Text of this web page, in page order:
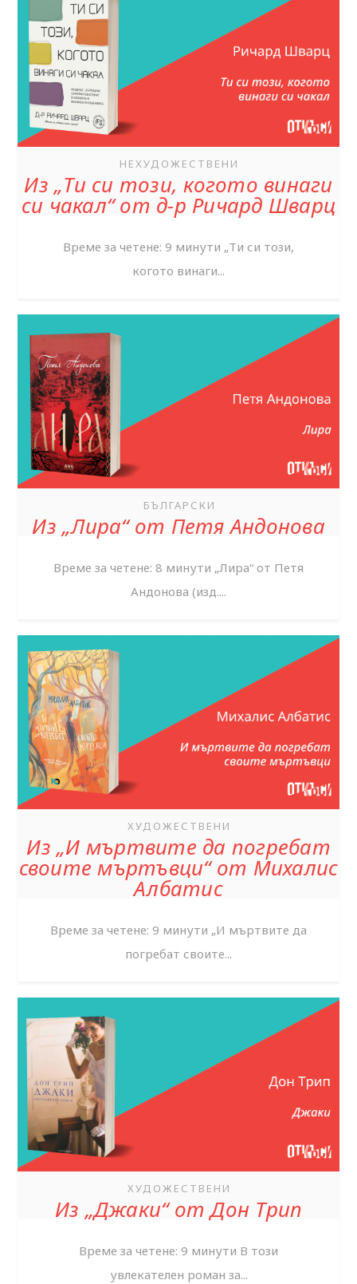
НЕХУДОЖЕСТВЕНИ
Из „Ти си този, когото винаги
си чакал“ от д-р Ричард Шварц
Време за четене: 9 минути „Ти си този,
когото винаги...
БЪЛГАРСКИ
Из „Лира“ от Петя Андонова
Време за четене: 8 минути „Лира“ от Петя
Андонова (изд....
ХУДОЖЕСТВЕНИ
Из „И мъртвите да погребат
своите мъртъвци“ от Михалис
Албатис
Време за четене: 9 минути „И мъртвите да
погребат своите...
ХУДОЖЕСТВЕНИ
Из „Джаки“ от Дон Трип
Време за четене: 9 минути В този
увлекателен роман за...